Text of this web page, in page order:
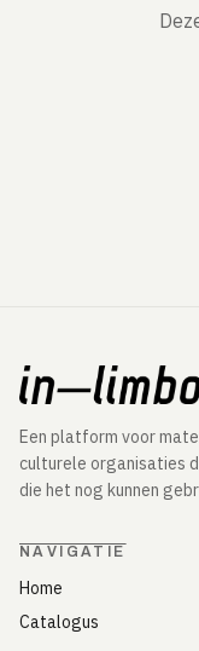
Een platform voor
culturele organisaties
die het nog kunnen
NAVIGATIE
Home
Catalogus